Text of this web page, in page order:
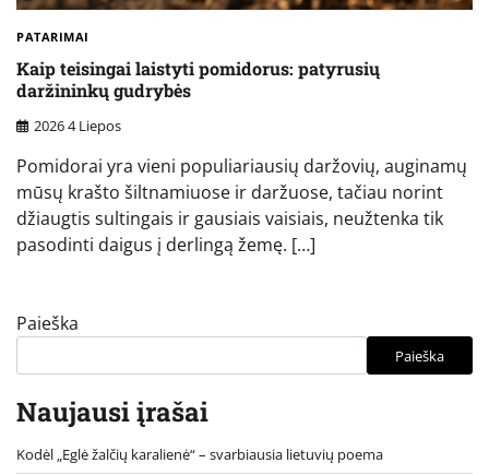
PATARIMAI
Kaip teisingai laistyti pomidorus: patyrusių
daržininkų gudrybės
2026 4 Liepos
Pomidorai yra vieni populiariausių daržovių, auginamų
mūsų krašto šiltnamiuose ir daržuose, tačiau norint
džiaugtis sultingais ir gausiais vaisiais, neužtenka tik
pasodinti daigus į derlingą žemę. […]
Paieška
Paieška
Naujausi įrašai
Kodėl „Eglė žalčių karalienė“ – svarbiausia lietuvių poema